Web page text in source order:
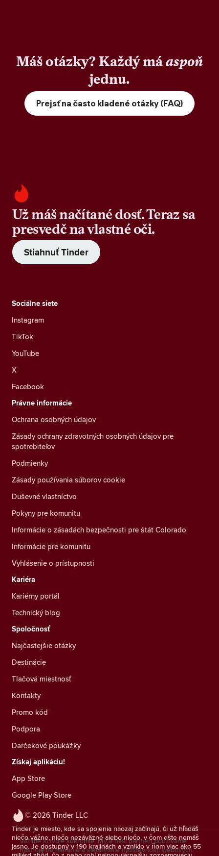
Máš otázky? Každý máaspoň
jednu.
Prejsť na často kladené otázky (FAQ)
Už máš načítané dosť. Teraz sa
presvedč na vlastné oči.
Stiahnuť Tinder
© 2026 Tinder LLC
Tinder je miesto, kde sa spojenia naozaj začínajú, či už hľadáš
niečo vážne, niečo nezáväzné alebo niečo, v čom ešte nemáš
jasno. Je dostupný v 190 krajinách a vzniklo v ňom viac ako 55
Sociálne siete
Instagram
TikTok
YouTube
X
Facebook
Právne informácie
Ochrana osobných údajov
Zásady ochrany zdravotných osobných údajov pre
spotrebiteľov
Podmienky
Zásady používania súborov cookie
Duševné vlastníctvo
Pokyny pre komunitu
Informácie o zásadách bezpečnosti pre štát Colorado
Informácie pre komunitu
Vyhlásenie o prístupnosti
Kariéra
Kariérny portál
Technický blog
Spoločnosť
Najčastejšie otázky
Destinácie
Tlačová miestnosť
Kontakty
Promo kód
Podpora
Darčekové poukážky
Získaj aplikáciu!
App Store
Google Play Store
Vážime si tvoje súkromie. My a naši partneri používame
nástroje na meranie a sledovanie návštevnosti webových